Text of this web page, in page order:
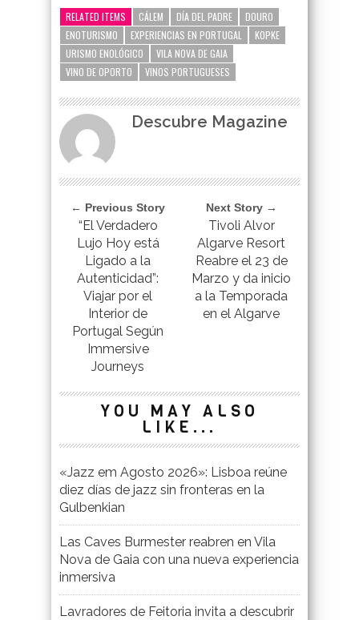
RELATED ITEMS CÁLEM DÍA DEL PADRE
DOURO
ENOTURISMO
EXPERIENCIAS EN PORTUGAL
KOPKE
URISMO ENOLÓGICO
VILA NOVA DE GAIA
VINO DE OPORTO
VINOS PORTUGUESES
Descubre Magazine
← Previous Story
“El Verdadero
Lujo Hoy está
Ligado a la
Autenticidad”:
Viajar por el
Interior de
Portugal Según
Immersive
Journeys
Next Story →
Tivoli Alvor
Algarve Resort
Reabre el 23 de
Marzo y da inicio
a la Temporada
en el Algarve
YOU MAY ALSO
LIKE...
«Jazz em Agosto 2026»: Lisboa reúne
diez días de jazz sin fronteras en la
Gulbenkian
Las Caves Burmester reabren en Vila
Nova de Gaia con una nueva experiencia
inmersiva
Lavradores de Feitoria invita a descubrir